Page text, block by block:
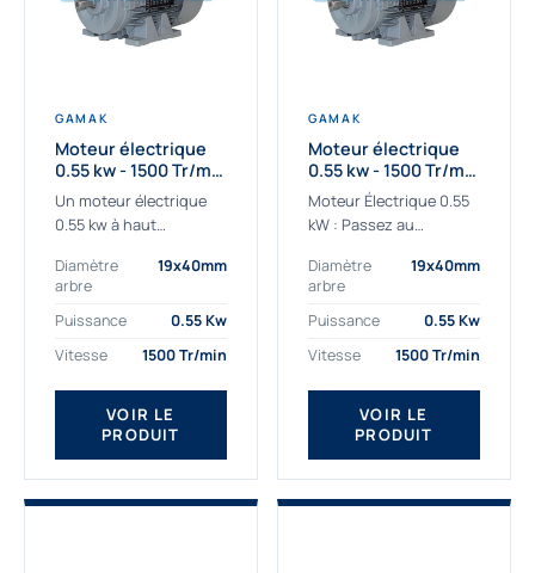
GAMAK
Moteur électrique
0.55 kw - 1500 Tr/min
- 230/400V - IE2
Un moteur électrique
0.55 kw à haut
applications les plus
exigeantes.
Notre moteur électrique
0.55 kw de référence
AGM2EL 80 M 4a...
Diamètre
arbre
19x40mm
Puissance
0.55 Kw
Vitesse
1500 Tr/min
VOIR LE
PRODUIT
GAMAK
Moteur électrique
0.55 kw - 1500 Tr/min
- 230/400V -
Rendement IE4
Moteur Électrique 0.55
kW : Passez au
Découvrez notre
moteur électrique 0.55
kW de nouvelle
génération, conçu pour
les...
Diamètre
arbre
19x40mm
Puissance
0.55 Kw
Vitesse
1500 Tr/min
VOIR LE
PRODUIT